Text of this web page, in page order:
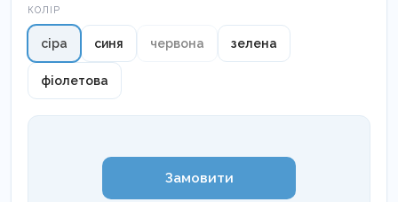
КОЛІР
сіра синя червона зелена
фіолетова
Замовити